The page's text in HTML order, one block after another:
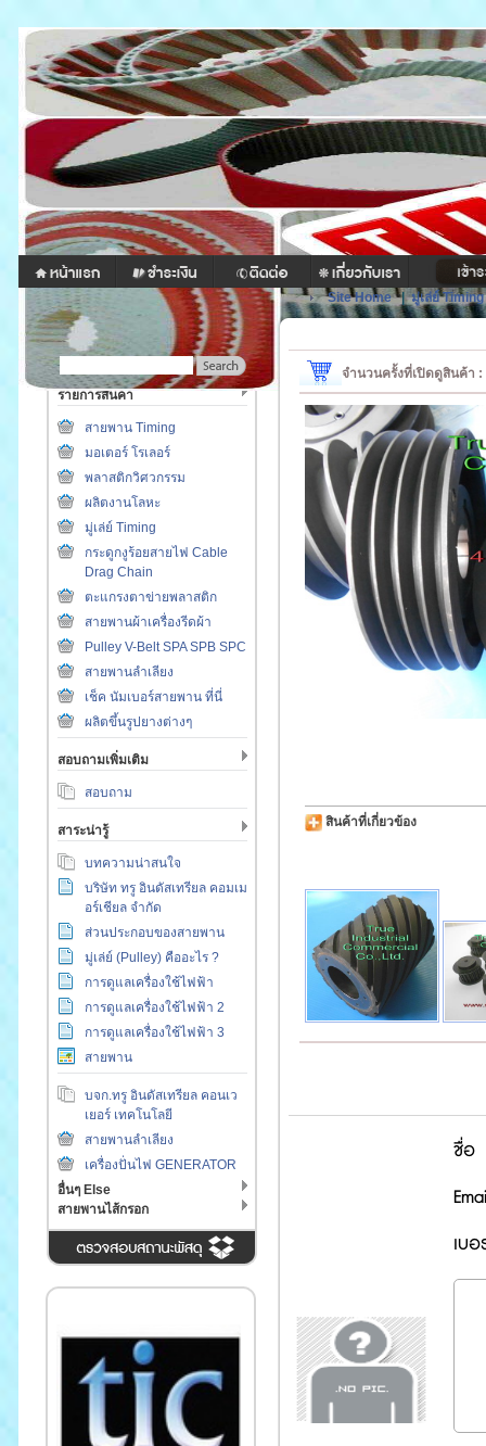
รายการสินค้า
สายพาน Timing
มอเตอร์ โรเลอร์
พลาสติกวิศวกรรม
ผลิตงานโลหะ
มู่เล่ย์ Timing
กระดูกงูร้อยสายไฟ Cable
Drag Chain
ตะแกรงตาข่ายพลาสติก
สายพานผ้าเครื่องรีดผ้า
Pulley V-Belt SPA SPB SPC
สายพานลำเลียง
เช็ค นัมเบอร์สายพาน ที่นี่
ผลิตขึ้นรูปยางต่างๆ
สอบถามเพิ่มเติม
สอบถาม
สาระน่ารู้
บทความน่าสนใจ
บริษัท ทรู อินดัสเทรียล คอมเม
อร์เชียล จำกัด
ส่วนประกอบของสายพาน
มู่เล่ย์ (Pulley) คืออะไร ?
การดูแลเครื่องใช้ไฟฟ้า
การดูแลเครื่องใช้ไฟฟ้า 2
การดูแลเครื่องใช้ไฟฟ้า 3
สายพาน
บจก.ทรู อินดัสเทรียล คอนเว
เยอร์ เทคโนโลยี
สายพานลำเลียง
เครื่องปั่นไฟ GENERATOR
อื่นๆ Else
สายพานไส้กรอก
Site Home|มู่เล่ย์ Timing
จำนวนครั้งที่เปิดดูสินค้า
สินค้าที่เกี่ยวข้อง
ชื่อ
เบ